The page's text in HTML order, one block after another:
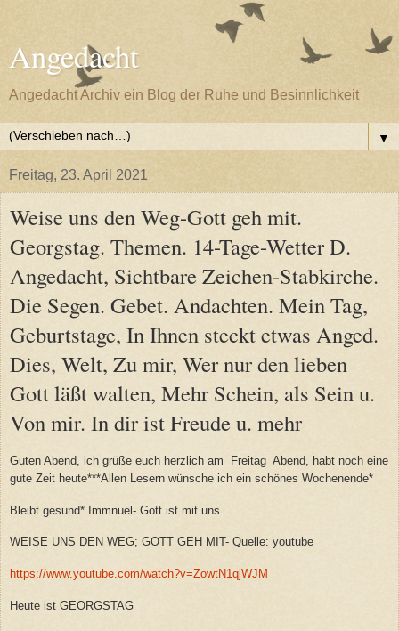
Angedacht
Angedacht Archiv ein Blog der Ruhe und Besinnlichkeit
▼
Freitag, 23. April 2021
Weise uns den Weg-Gott geh mit.
Georgstag. Themen. 14-Tage-Wetter D.
Angedacht, Sichtbare Zeichen-Stabkirche.
Die Segen. Gebet. Andachten. Mein Tag,
Geburtstage, In Ihnen steckt etwas Anged.
Dies, Welt, Zu mir, Wer nur den lieben
Gott läßt walten, Mehr Schein, als Sein u.
Von mir. In dir ist Freude u. mehr
Guten Abend, ich grüße euch herzlich am Freitag Abend, habt noch eine
gute Zeit heute***Allen Lesern wünsche ich ein schönes Wochenende*
Bleibt gesund* Immnuel- Gott ist mit uns
WEISE UNS DEN WEG; GOTT GEH MIT- Quelle: youtube
https://www.youtube.com/watch?v=ZowtN1qjWJM
Heute ist GEORGSTAG